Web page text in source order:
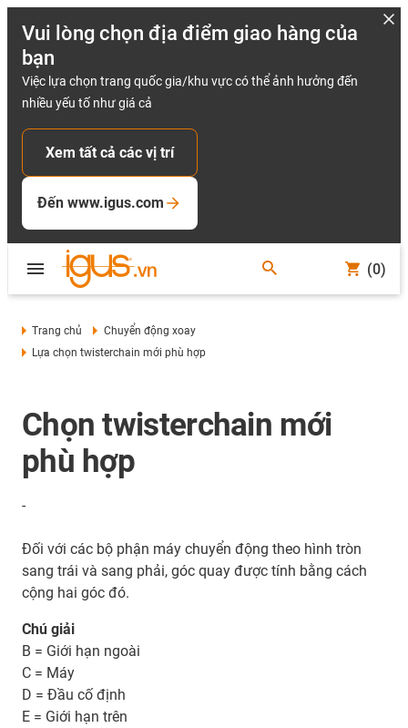
Vui lòng chọn địa điểm giao hàng của
bạn
Việc lựa chọn trang quốc gia/khu vực có thể ảnh hưởng đến
nhiều yếu tố như giá cả
Xem tất cả các vị trí
Đến www.igus.com
(0)
Trang chủ
Chuyển động xoay
Lựa chọn twisterchain mới phù hợp
Chọn twisterchain mới
phù hợp
-
Đối với các bộ phận máy chuyển động theo hình tròn
sang trái và sang phải, góc quay được tính bằng cách
cộng hai góc đó.
Chú giải
B = Giới hạn ngoài
C = Máy
D = Đầu cố định
E = Giới hạn trên